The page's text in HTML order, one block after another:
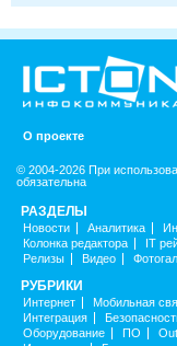
О проекте
© 2004-2026 При
обязательна
РАЗДЕЛЫ
Новости Аналитика
Колонка редактора
IT
Релизы
Видео
РУБРИКИ
Интернет Мобильная
Интеграция
Оборудование
ПО